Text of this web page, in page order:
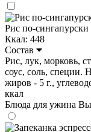
Рис по-сингапурски
Ккал: 448
Состав
Рис, лук, морковь,
соус, соль, специи.
жиров - 5 г.,
ккал
Блюда для ужина